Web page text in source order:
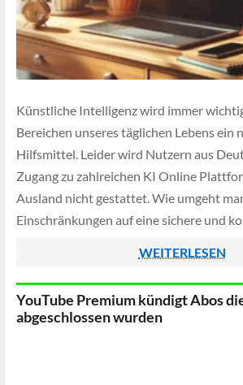
Künstliche Intelligenz wird immer
Bereichen unseres täglichen Lebens ein
Hilfsmittel. Leider wird Nutzern aus
Zugang zu zahlreichen KI Online
Ausland nicht gestattet. Wie umgeht
Einschränkungen auf eine sichere und
Leben angekommen. […]
WEITERLESEN
YouTube Premium kündigt Abos
abgeschlossen wurden